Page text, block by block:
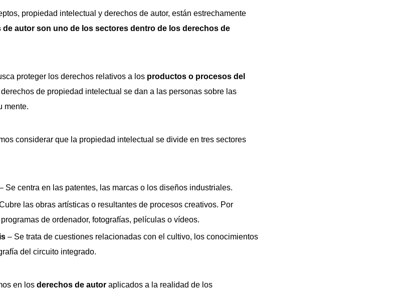
propiedad intelectual y derechos de autor, están estrechamente
de autor son uno de los sectores dentro de los derechos de
proteger los derechos relativos a los productos o procesos del
de propiedad intelectual se dan a las personas sobre las
mente.
considerar que la propiedad intelectual se divide en tres sectores
Se centra en las patentes, las marcas o los diseños industriales.
las obras artísticas o resultantes de procesos creativos. Por
de ordenador, fotografías, películas o vídeos.
– Se trata de cuestiones relacionadas con el cultivo, los conocimientos
del circuito integrado.
en los derechos de autor aplicados a la realidad de los